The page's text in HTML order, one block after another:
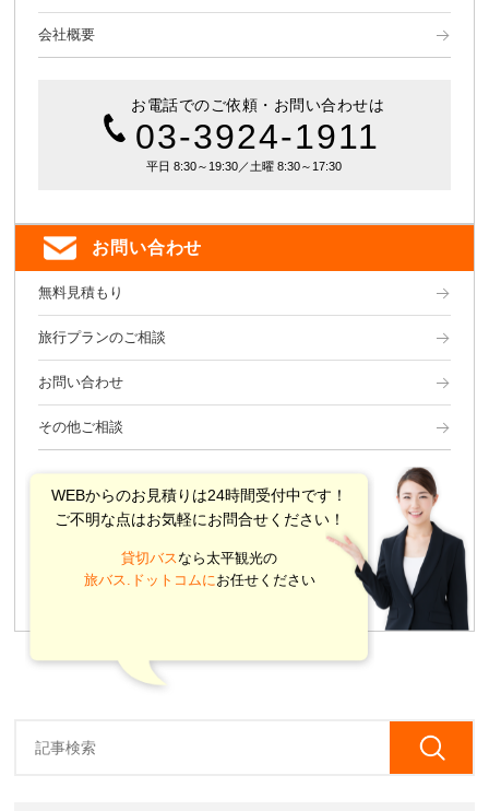
会社概要
お電話でのご依頼・お問い合わせは
03-3924-1911
平日 8:30～19:30／土曜 8:30～17:30
お問い合わせ
無料見積もり
旅行プランのご相談
お問い合わせ
その他ご相談
WEBからのお見積りは24時間受付中です！
ご不明な点はお気軽にお問合せください！
貸切バスなら太平観光の
旅バス.ドットコムにお任せください